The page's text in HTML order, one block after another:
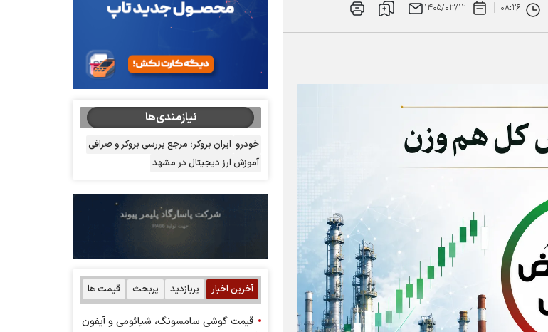
۰۸:۲۶ ۱۴۰۵/۰۳/۱۲
نیازمندی‌ها
خودرو ایران بروکر؛ مرجع بررسی بروکر و صرافی
آموزش ارز دیجیتال در مشهد
آخرین اخبار پربازدید پربحث قیمت ها
قیمت گوشی سامسونگ، شیائومی و آیفون